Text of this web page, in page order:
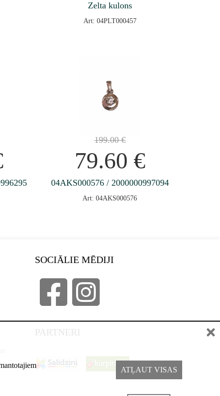
Zelta kulons
Art: 04PLT000457
199.00€
79.60 €
04AKS000576 / 2000000997094
Art: 04AKS000576
SOCIĀLIE MĒDIJI
PARTNERI
ATĻAUT VISAS